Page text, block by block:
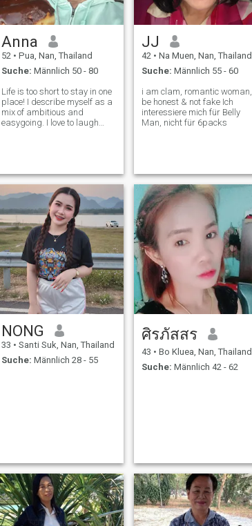
Anna
52 • Pua, Nan, Thailand
Suche: Männlich 50 - 80
Life is too short to stay in one
place! I describe myself as a
mix of ambitious and
easygoing. I love to laugh
a little bit of dancing), we’ll ge
JJ
42 • Na Muen, Nan, Thailand
Suche: Männlich 55 - 60
i am clam, romantic woman,
be honest & not fake Ich
interessiere mich für Belly
Man, nicht für 6packs
NONG
33 • Santi Suk, Nan, Thailand
Suche: Männlich 28 - 55
ศิรภัสสร
43 • Bo Kluea, Nan, Thailand
Suche: Männlich 42 - 62